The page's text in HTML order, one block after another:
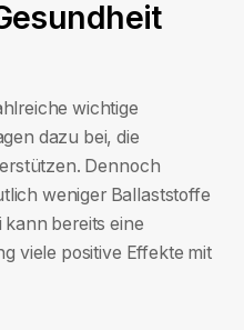
wichtige
dazu bei, die
Dennoch
weniger Ballaststoffe
bereits eine
viele positive Effekte mit